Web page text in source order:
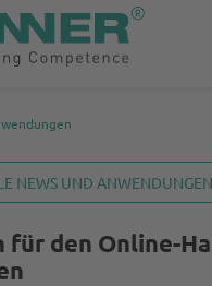
NEWS UND ANWENDUNGEN
für den Online-